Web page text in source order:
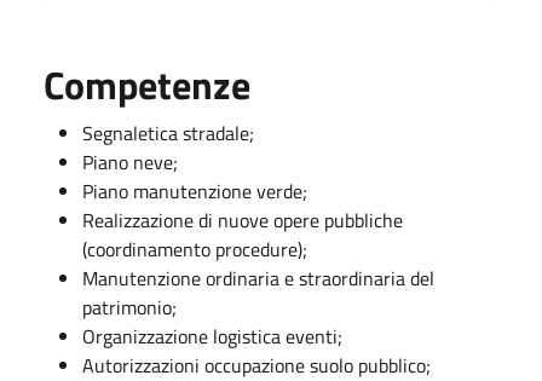
Competenze
Segnaletica stradale;
Piano neve;
Piano manutenzione verde;
Realizzazione di nuove opere pubbliche
(coordinamento procedure);
Manutenzione ordinaria e straordinaria del
patrimonio;
Organizzazione logistica eventi;
Autorizzazioni occupazione suolo pubblico;